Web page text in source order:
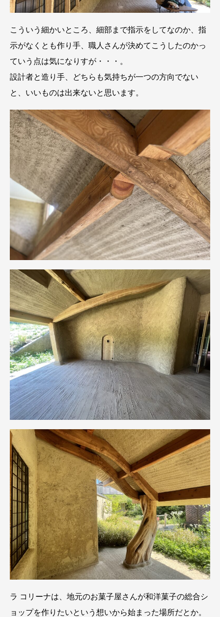
こういう細かいところ、細部まで指示をしてなのか、指
示がなくとも作り手、職人さんが決めてこうしたのかっ
ていう点は気になりすが・・・。
設計者と造り手、どちらも気持ちが一つの方向でない
と、いいものは出来ないと思います。
ラ コリーナは、地元のお菓子屋さんが和洋菓子の総合シ
ョップを作りたいという想いから始まった場所だとか。